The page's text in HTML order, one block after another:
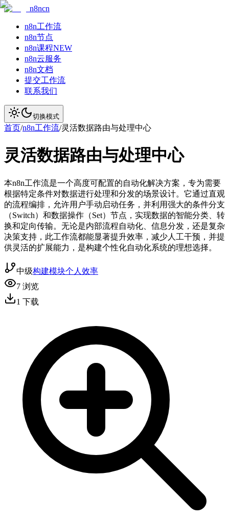
n8ncn
n8n工作流
n8n节点
n8n课程NEW
n8n云服务
n8n文档
提交工作流
联系我们
切换模式
首页/n8n工作流/灵活数据路由与处理中心
灵活数据路由与处理中心
本n8n工作流是一个高度可配置的自动化解决方案，专为需要
根据特定条件对数据进行处理和分发的场景设计。它通过直观
的流程编排，允许用户手动启动任务，并利用强大的条件分支
（Switch）和数据操作（Set）节点，实现数据的智能分类、转
换和定向传输。无论是内部流程自动化、信息分发，还是复杂
决策支持，此工作流都能显著提升效率，减少人工干预，并提
供灵活的扩展能力，是构建个性化自动化系统的理想选择。
中级构建模块个人效率
7 浏览
1 下载